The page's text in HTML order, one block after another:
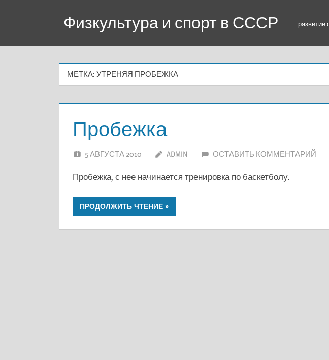
Физкультура и спорт в СССР развитие
МЕТКА: УТРЕНЯЯ ПРОБЕЖКА
Пробежка
5 АВГУСТА 2010 ADMIN ОСТАВИТЬ КОММЕНТАРИЙ
Пробежка, с нее начинается тренировка по баскетболу.
ПРОДОЛЖИТЬ ЧТЕНИЕ